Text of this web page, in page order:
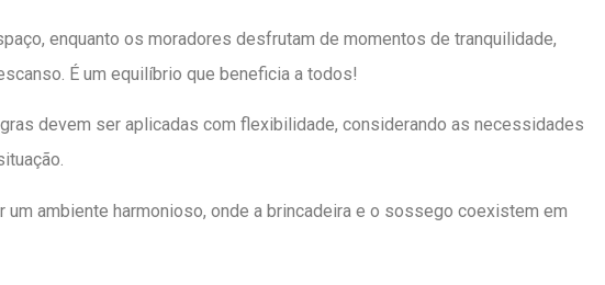
enquanto os moradores desfrutam de momentos de tranquilidade,
É um equilíbrio que beneficia a todos!
devem ser aplicadas com flexibilidade, considerando as necessidades
ambiente harmonioso, onde a brincadeira e o sossego coexistem em